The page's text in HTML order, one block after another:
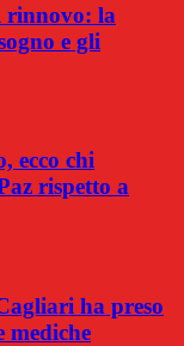
rinnovo: la
e gli
ecco chi
rispetto a
ha preso
mediche